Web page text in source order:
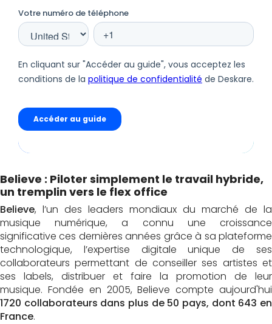
Believe : Piloter simplement le travail hybride,
un tremplin vers le flex office
Believe, l’un des leaders mondiaux du marché de la
musique numérique, a connu une croissance
significative ces dernières années grâce à sa plateforme
technologique, l’expertise digitale unique de ses
collaborateurs permettant de conseiller ses artistes et
ses labels, distribuer et faire la promotion de leur
musique. Fondée en 2005, Believe compte aujourd'hui
1720 collaborateurs dans plus de 50 pays, dont 643 en
France.